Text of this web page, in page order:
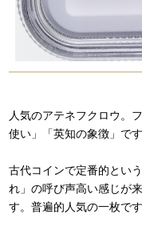
人気のアテネフクロウ。
使い」「英知の象徴」です
古代コインで定番的とい
れ」の呼び声高い感じが
す。普遍的人気の一枚です